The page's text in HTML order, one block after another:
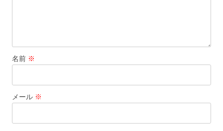
名前 ※
メール ※